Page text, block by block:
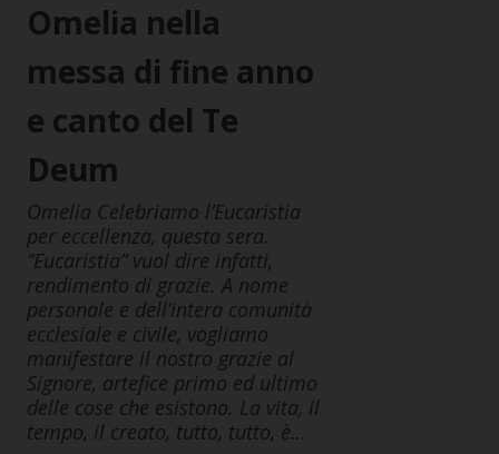
Omelia nella
messa di fine anno
e canto del Te
Deum
Omelia Celebriamo l’Eucaristia
per eccellenza, questa sera.
“Eucaristia” vuol dire infatti,
rendimento di grazie. A nome
personale e dell’intera comunità
ecclesiale e civile, vogliamo
manifestare il nostro grazie al
Signore, artefice primo ed ultimo
delle cose che esistono. La vita, il
tempo, il creato, tutto, tutto, è…